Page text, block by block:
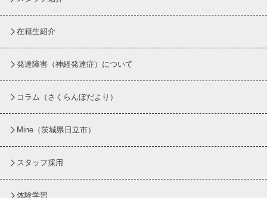
在籍生紹介
発達障害（神経発達症）について
コラム （さくらんぼだより）
Mine（茨城県日立市）
スタッフ採用
体験学習